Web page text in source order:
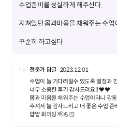
꾸준히 하고싶다
전문가 답글 2023.12.01
수업이 늘 기다려질수 있도록 열정과
너무 소중한 후기 감사드려요!!❤️❤️
몸과 마음을 채워주는 수업이라니 감
주셔서 늘 감사드리고 더 좋은 수업
얍얍 화이팅 🫡💪🏻